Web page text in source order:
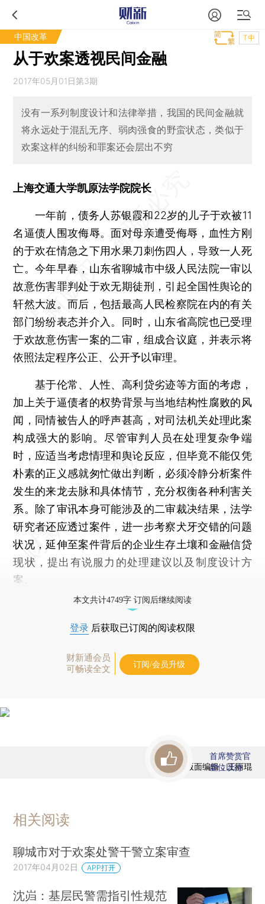
中国改革 T中
从于欢案透视民间金融
2017年05月01日第3期
没有一系列制度设计和法律举措，我国的民间金融就
将永远处于混乱无序、弱肉强食的野蛮状态，类似于
欢案这样的纠纷和罪案还会层出不穷
上海交通大学凯原法学院院长
一年前，债务人苏银霞和22岁的儿子于欢被11
名逼债人围攻侮辱。面对母亲遭受侮辱，血性方刚
的于欢在情急之下用水果刀刺伤四人，导致一人死
亡。今年早春，山东省聊城市中级人民法院一审以
故意伤害罪判处于欢无期徒刑，引起全国性舆论的
轩然大波。而后，包括最高人民检察院在内的有关
部门纷纷表态并介入。同时，山东省高院也已受理
于欢故意伤害一案的二审，组成合议庭，并表示将
依照法定程序公正、公开予以审理。
基于伦常、人性、高利贷劣迹等方面的考虑，
加上关于逼债者的权势背景与当地结构性腐败的风
闻，同情被告人的呼声甚高，对司法机关处理此案
构成强大的影响。尽管审判人员在处理复杂争端
时，应适当考虑情理和舆论反应，但毕竟不能仅凭
朴素的正义感就匆忙做出判断，必须冷静分析案件
发生的来龙去脉和具体情节，充分权衡各种利害关
系。除了审讯本身可能涉及的二审裁决结果，法学
研究者还应透过案件，进一步考察犬牙交错的问题
状况，延伸至案件背后的企业生存土壤和金融信贷
现状，提出有说服力的处理建议以及制度设计方
案。
本文共计4749字 订阅后继续阅读
登录 后获取已订阅的阅读权限
财新通会员
可畅读全文
订阅/会员升级
版面编辑：王丽琨
首席赞赏官
虚位以待
相关阅读
聊城市对于欢案处警干警立案审查
2017年04月02日 APP打开
沈岿：基层民警需指引性规范